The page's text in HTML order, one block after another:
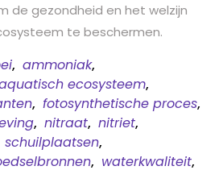
de gezondheid en het welzijn
te beschermen.
, ammoniak,
ecosysteem,
, fotosynthetische proces,
, nitraat, nitriet,
schuilplaatsen,
, waterkwaliteit,